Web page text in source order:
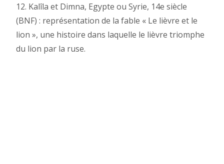
12. Kalîla et Dimna, Egypte ou Syrie, 14e siècle
(BNF) : représentation de la fable « Le lièvre et le
lion », une histoire dans laquelle le lièvre triomphe
du lion par la ruse.